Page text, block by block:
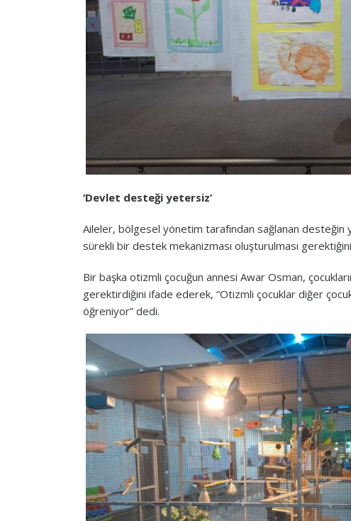
‘Devlet desteği yetersiz’
Aileler, bölgesel yönetim tarafından sağlanan
sürekli bir destek mekanizması oluşturulması
Bir başka otizmli çocuğun annesi Awar Osman,
gerektirdiğini ifade ederek, “Otizmli çocuklar diğer
öğreniyor” dedi.